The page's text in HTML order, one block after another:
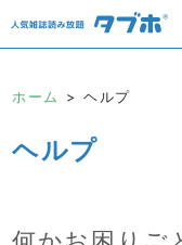
ホーム ヘルプ
ヘルプ